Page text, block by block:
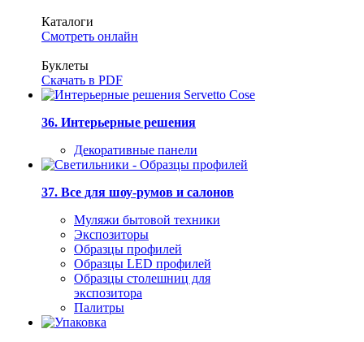
Каталоги
Смотреть онлайн
Буклеты
Скачать в PDF
36. Интерьерные решения
Декоративные панели
37. Все для шоу-румов и салонов
Муляжи бытовой техники
Экспозиторы
Образцы профилей
Образцы LED профилей
Образцы столешниц для
экспозитора
Палитры